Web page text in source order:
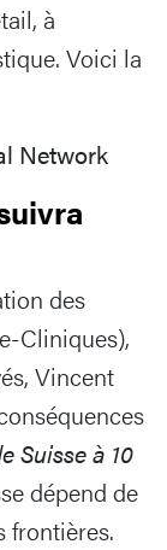
à
Voici la
Network
des
Cliniques),
Vincent
Suisse à 10
dépend de
frontières.